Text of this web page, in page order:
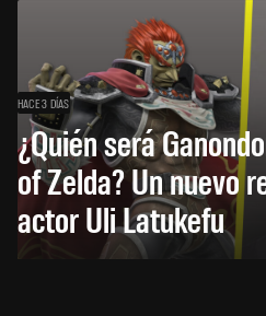
HACE 3 DÍAS
¿Quién será
of Zelda? Un nuevo
actor Uli Latukefu